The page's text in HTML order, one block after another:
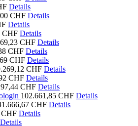
Details
CHF Details
Details
CHF Details
CHF Details
CHF Details
CHF Details
CHF Details
CHF Details
CHF Details
102.661,85 CHF Details
CHF Details
CHF Details
Details